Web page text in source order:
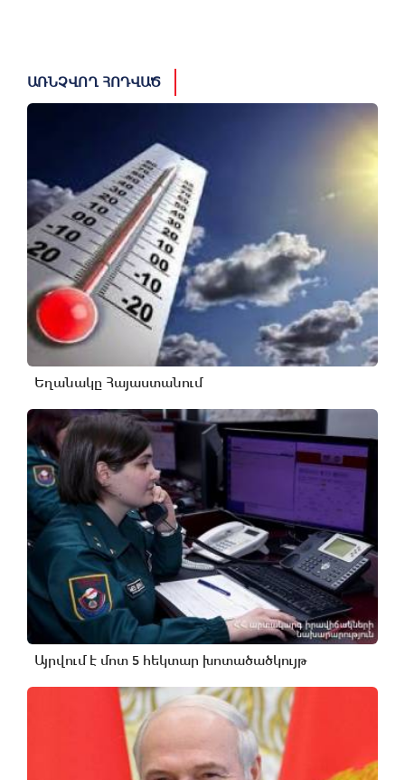
ԱՌՆՉՎՈՂ ՀՈԴՎԱԾ
Եղանակը Հայաստանում
Այրվում է մոտ 5 հեկտար խոտածածկույթ